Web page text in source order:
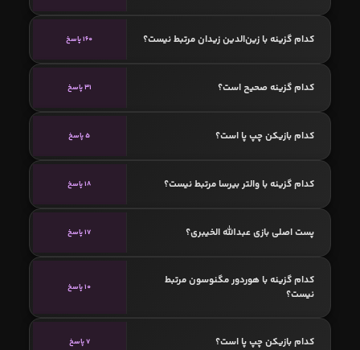
کدام گزینه با زین‌الدین زیدان مرتبط نیست؟ 160 پاسخ
کدام گزینه صحیح است؟ 31 پاسخ
کدام بازیکن چپ پا است؟ 5 پاسخ
کدام گزینه با والتر بیرسا مرتبط نیست؟ 18 پاسخ
پست اصلی بازی عبدالله الخیبری؟ 17 پاسخ
کدام گزینه با هوردور مگنوسون مرتبط
نیست؟
10 پاسخ
کدام بازیکن چپ پا است؟ 7 پاسخ